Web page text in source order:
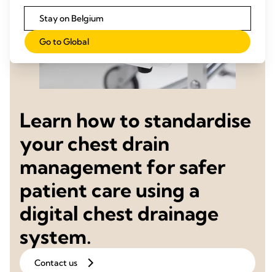
Learn how to standardise
your chest drain
management for safer
patient care using a
digital chest drainage
system.
Contact us
Stay on Belgium
Go to Global